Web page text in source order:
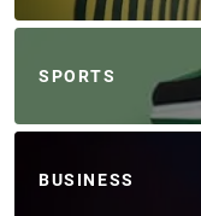
SPORTS
BUSINESS